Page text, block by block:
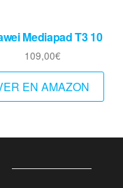
Mediapad T3 10
109,00€
EN AMAZON